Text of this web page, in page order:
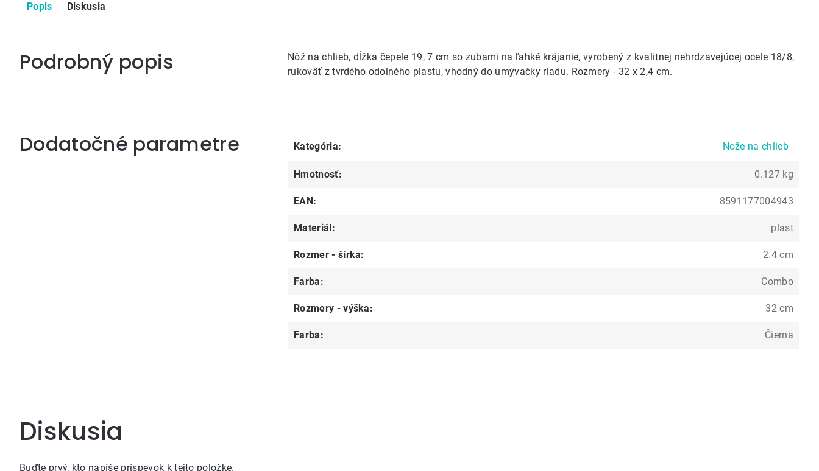
Popis Diskusia
Podrobný popis
Nôž na chlieb, dĺžka čepele 19, 7 cm so zubami na ľahké krájanie, vyrobený z kvalitnej nehrdzavejúcej ocele 18/8,
rukoväť z tvrdého odolného plastu, vhodný do umývačky riadu. Rozmery - 32 x 2,4 cm.
Dodatočné parametre Kategória: Nože na chlieb
Hmotnosť: 0.127 kg
EAN: 8591177004943
Materiál: plast
Rozmer - šírka: 2.4 cm
Farba: Combo
Rozmery - výška: 32 cm
Farba: Čierna
Diskusia
Buďte prvý, kto napíše príspevok k tejto položke.